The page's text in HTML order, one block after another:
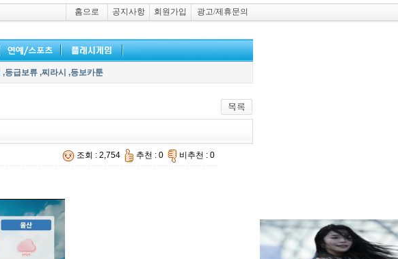
홈으로 공지사항 회원가입 광고/제휴문의
,등급보류 ,찌라시 ,등보카툰
조회 : 2,754 추천 : 0 비추천 : 0